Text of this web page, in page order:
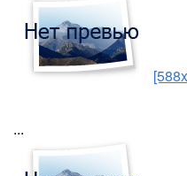
...